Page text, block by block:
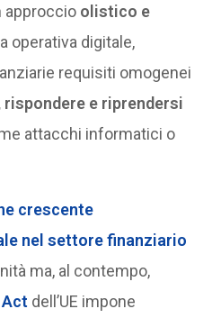
approccio olistico e
operativa digitale,
requisiti omogenei
e riprendersi
attacchi informatici o
crescente
nel settore finanziario
ma, al contempo,
dell’UE impone